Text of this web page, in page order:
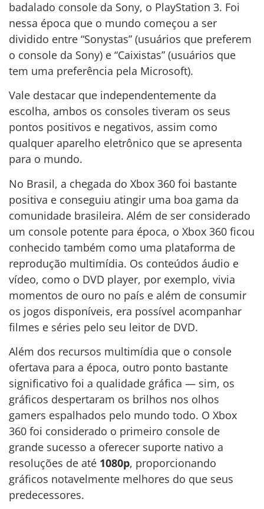
badalado console da Sony, o PlayStation 3. Foi
nessa época que o mundo começou a ser
dividido entre “Sonystas” (usuários que preferem
o console da Sony) e “Caixistas” (usuários que
tem uma preferência pela Microsoft).
Vale destacar que independentemente da
escolha, ambos os consoles tiveram os seus
pontos positivos e negativos, assim como
qualquer aparelho eletrônico que se apresenta
para o mundo.
No Brasil, a chegada do Xbox 360 foi bastante
positiva e conseguiu atingir uma boa gama da
comunidade brasileira. Além de ser considerado
um console potente para época, o Xbox 360 ficou
conhecido também como uma plataforma de
reprodução multimídia. Os conteúdos áudio e
vídeo, como o DVD player, por exemplo, vivia
momentos de ouro no país e além de consumir
os jogos disponíveis, era possível acompanhar
filmes e séries pelo seu leitor de DVD.
Além dos recursos multimídia que o console
ofertava para a época, outro ponto bastante
significativo foi a qualidade gráfica — sim, os
gráficos despertaram os brilhos nos olhos
gamers espalhados pelo mundo todo. O Xbox
360 foi considerado o primeiro console de
grande sucesso a oferecer suporte nativo a
resoluções de até 1080p, proporcionando
gráficos notavelmente melhores do que seus
predecessores.